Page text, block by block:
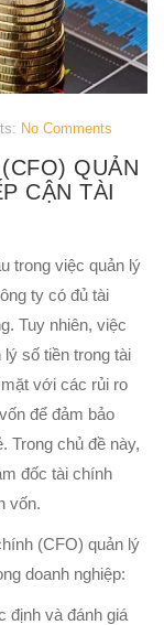
No Comments
QUẢN
CẬN TÀI
trong việc quản lý
ty có đủ tài
Tuy nhiên, việc
số tiền trong tài
với các rủi ro
để đảm bảo
Trong chủ đề này,
đốc tài chính
vốn.
(CFO) quản lý
doanh nghiệp:
định và đánh giá